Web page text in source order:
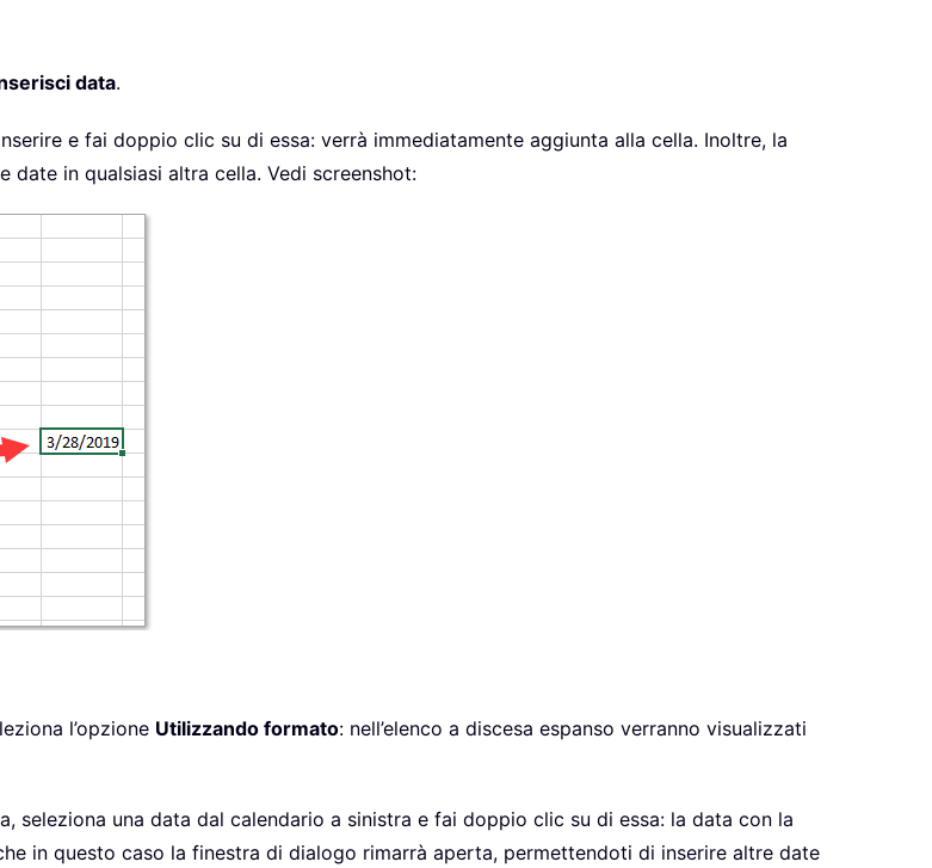
data.
e fai doppio clic su di essa: verrà immediatamente aggiunta alla cella. Inoltre, la
in qualsiasi altra cella. Vedi screenshot:
l’opzione Utilizzando formato: nell’elenco a discesa espanso verranno visualizzati
seleziona una data dal calendario a sinistra e fai doppio clic su di essa: la data con la
in questo caso la finestra di dialogo rimarrà aperta, permettendoti di inserire altre date